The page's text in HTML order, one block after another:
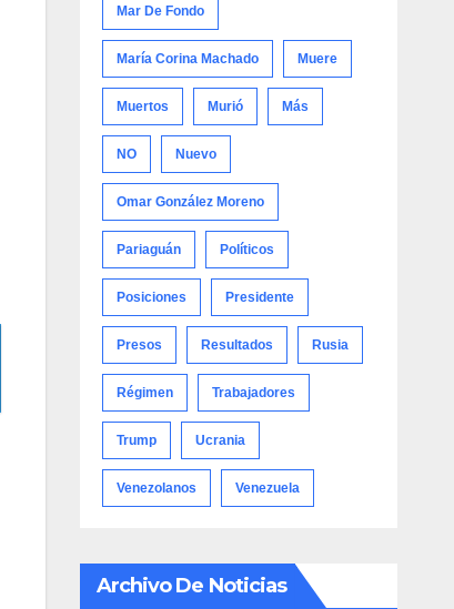
Mar De Fondo
María Corina Machado Muere
Muertos Murió Más
NO Nuevo
Omar González Moreno
Pariaguán Políticos
Posiciones Presidente
Presos Resultados Rusia
Régimen Trabajadores
Trump Ucrania
Venezolanos Venezuela
Archivo De Noticias